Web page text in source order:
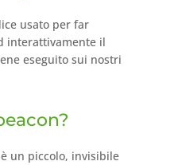
usato per far
interattivamente il
eseguito sui nostri
un piccolo, invisibile